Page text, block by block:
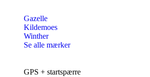
Gazelle
Kildemoes
Winther
Se alle mærker
GPS + startspærre